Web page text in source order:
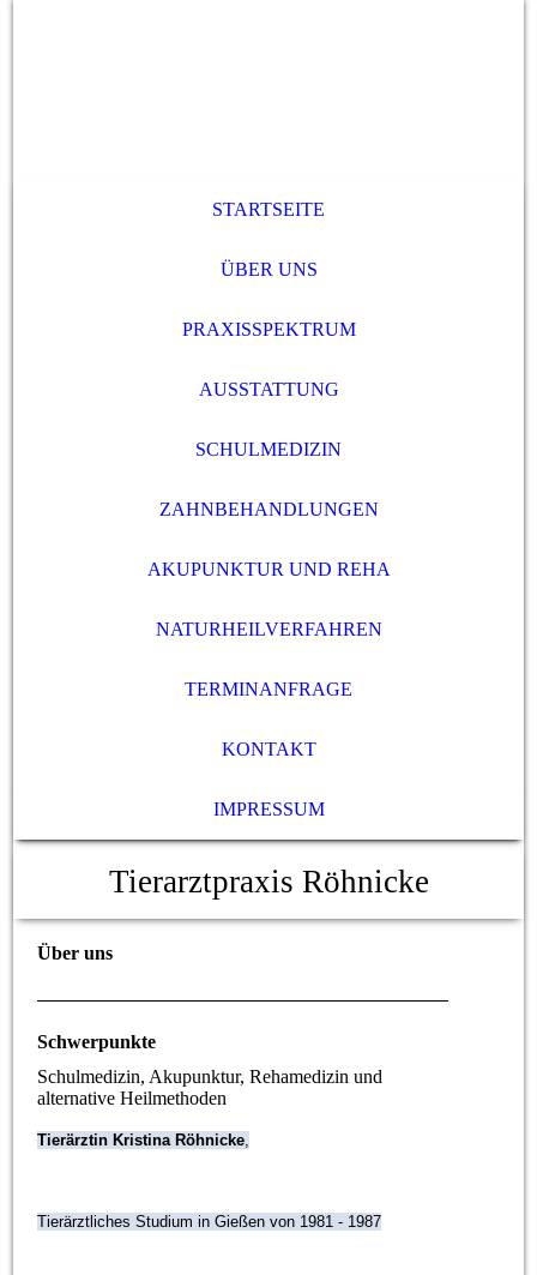
STARTSEITE
ÜBER UNS
PRAXISSPEKTRUM
AUSSTATTUNG
SCHULMEDIZIN
ZAHNBEHANDLUNGEN
AKUPUNKTUR UND REHA
NATURHEILVERFAHREN
TERMINANFRAGE
KONTAKT
IMPRESSUM
Tierarztpraxis Röhnicke
Über uns
Schwerpunkte
Schulmedizin, Akupunktur, Rehamedizin und
alternative Heilmethoden
Tierärztin Kristina Röhnicke
Tierärztliches Studium in Gießen von 1981 - 1987